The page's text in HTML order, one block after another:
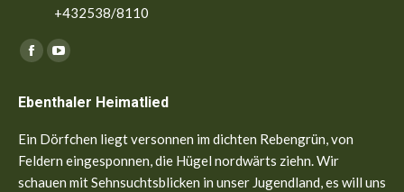
+432538/8110
Finden Sie uns auf:
Facebook
opens
in
new
window
YouTube
opens
in
new
window
Ebenthaler Heimatlied
Ein Dörfchen liegt versonnen im dichten Rebengrün, von
Feldern eingesponnen, die Hügel nordwärts ziehn. Wir
schauen mit Sehnsuchtsblicken in unser Jugendland, es will uns